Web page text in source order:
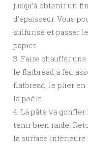
jusqu’à obtenir un
d’épaisseur. Vous
sulfurisé et passer
papier.
3. Faire chauffer
le flatbread à feu
flatbread, le plier en
la poêle.
4. La pâte va
tenir bien raide.
la surface inférieure